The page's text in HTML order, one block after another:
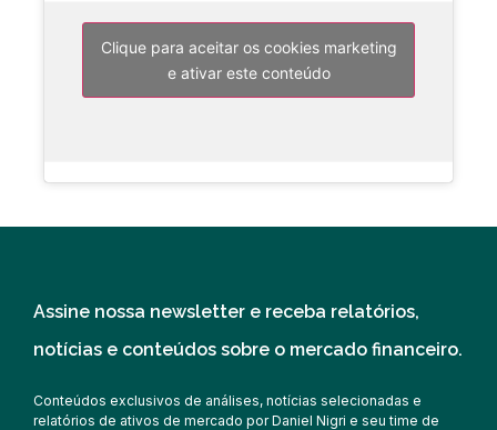
Clique para aceitar os cookies marketing
e ativar este conteúdo
Assine nossa newsletter e receba relatórios,
notícias e conteúdos sobre o mercado financeiro.
Conteúdos exclusivos de análises, notícias selecionadas e
relatórios de ativos de mercado por Daniel Nigri e seu time de